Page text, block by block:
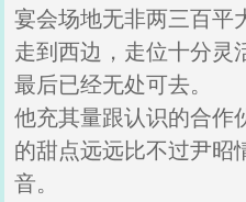
宴会场地无非两三百平
走到西边，走位十分灵
最后已经无处可去。
他充其量跟认识的合作
的甜点远远比不过尹昭
音。